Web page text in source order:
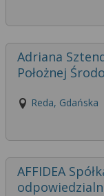
Adriana
Położnej
Reda, Gdańska
AFFIDEA